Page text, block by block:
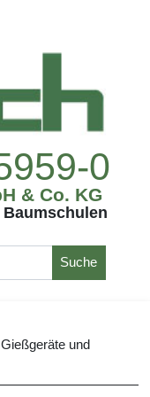
0
Suche
Gießgeräteund